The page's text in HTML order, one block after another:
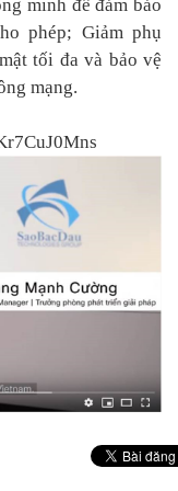
minh để đảm bảo
phép; Giảm phụ
tối đa và bảo vệ
mạng.